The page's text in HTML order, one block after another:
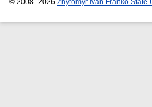
© 2008–2026 Zhytomyr Ivan Franko State